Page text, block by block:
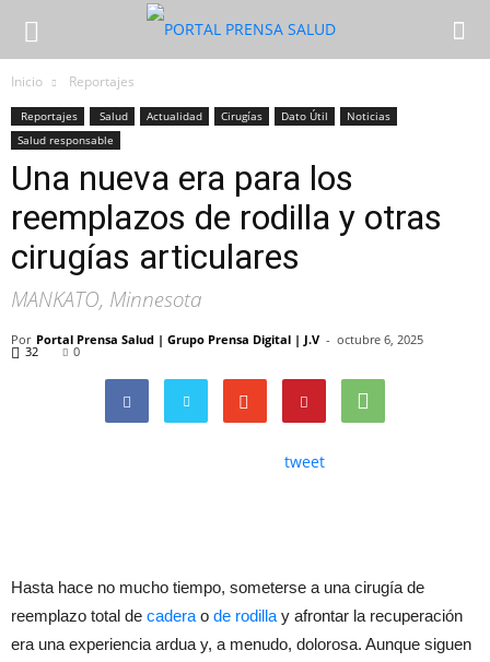
Inicio Reportajes
Reportajes Salud Actualidad Cirugías Dato Útil
Noticias
Salud responsable
Una nueva era para los
reemplazos de rodilla y otras
cirugías articulares
MANKATO, Minnesota
Por Portal Prensa Salud | Grupo Prensa Digital | J.V - octubre 6, 2025
32 0
tweet
Hasta hace no mucho tiempo, someterse a una cirugía de
reemplazo total de cadera o de rodilla y afrontar la recuperación
era una experiencia ardua y, a menudo, dolorosa. Aunque siguen